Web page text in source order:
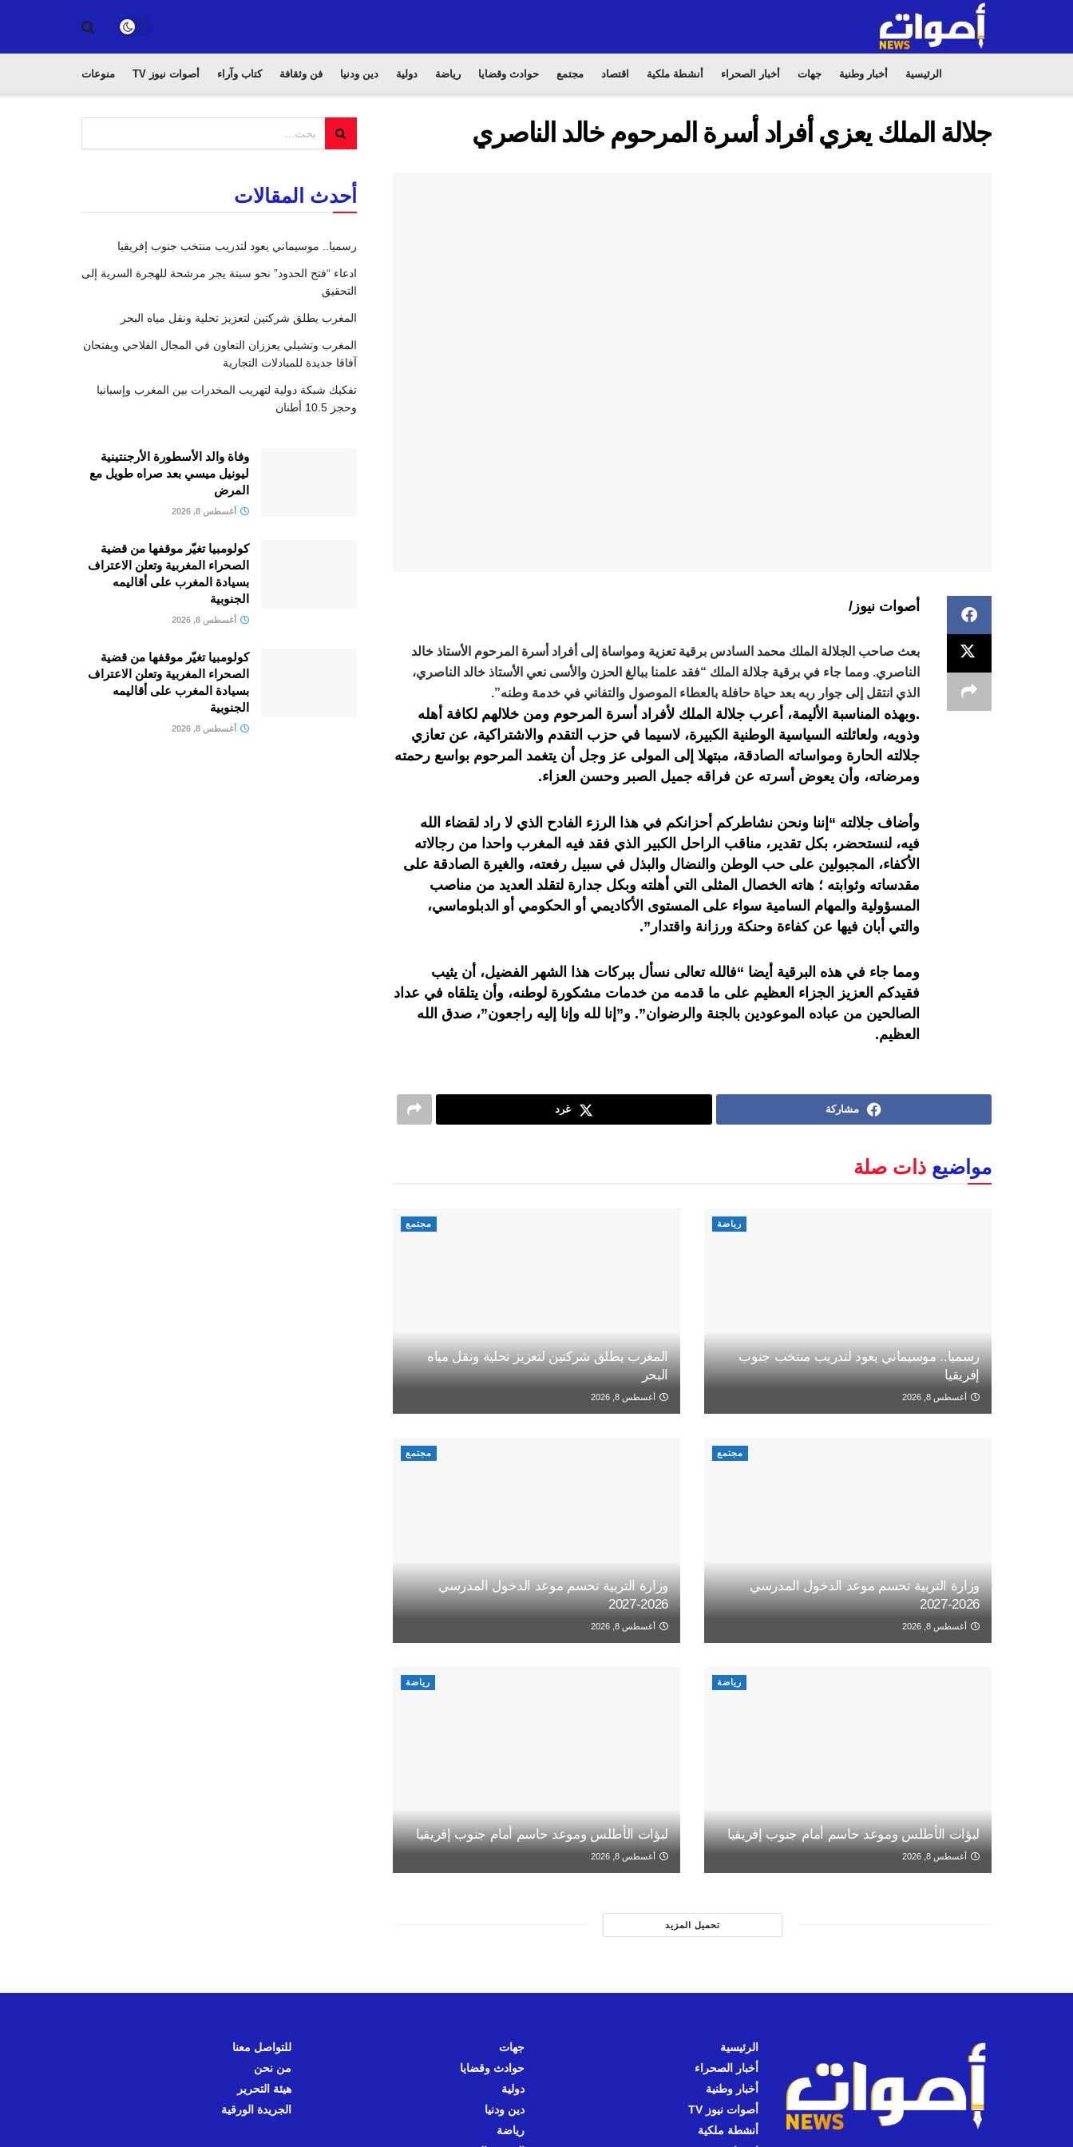
الرئيسية أخبار وطنية جهات أخبار الصحراء أنشطة ملكية اقتصاد مجتمع حوادث وقضايا رياضة دولية دين ودنيا فن وثقافة كتاب وآراء أصوات نيوز TV منوعات
جلالة الملك يعزي أفراد أسرة المرحوم خالد الناصري
أصوات نيوز/
بعث صاحب الجلالة الملك محمد السادس برقية تعزية ومواساة إلى أفراد أسرة المرحوم الأستاذ خالد
الناصري. ومما جاء في برقية جلالة الملك “فقد علمنا ببالغ الحزن والأسى نعي الأستاذ خالد الناصري،
الذي انتقل إلى جوار ربه بعد حياة حافلة بالعطاء الموصول والتفاني في خدمة وطنه”.
.وبهذه المناسبة الأليمة، أعرب جلالة الملك لأفراد أسرة المرحوم ومن خلالهم لكافة أهله
وذويه، ولعائلته السياسية الوطنية الكبيرة، لاسيما في حزب التقدم والاشتراكية، عن تعازي
جلالته الحارة ومواساته الصادقة، مبتهلا إلى المولى عز وجل أن يتغمد المرحوم بواسع رحمته
ومرضاته، وأن يعوض أسرته عن فراقه جميل الصبر وحسن العزاء.
وأضاف جلالته “إننا ونحن نشاطركم أحزانكم في هذا الرزء الفادح الذي لا راد لقضاء الله
فيه، لنستحضر، بكل تقدير، مناقب الراحل الكبير الذي فقد فيه المغرب واحدا من رجالاته
الأكفاء، المجبولين على حب الوطن والنضال والبذل في سبيل رفعته، والغيرة الصادقة على
مقدساته وثوابته ؛ هاته الخصال المثلى التي أهلته وبكل جدارة لتقلد العديد من مناصب
المسؤولية والمهام السامية سواء على المستوى الأكاديمي أو الحكومي أو الدبلوماسي،
والتي أبان فيها عن كفاءة وحنكة ورزانة واقتدار”.
ومما جاء في هذه البرقية أيضا “فالله تعالى نسأل ببركات هذا الشهر الفضيل، أن يثيب
فقيدكم العزيز الجزاء العظيم على ما قدمه من خدمات مشكورة لوطنه، وأن يتلقاه في عداد
الصالحين من عباده الموعودين بالجنة والرضوان”. و”إنا لله وإنا إليه راجعون”، صدق الله
العظيم.
مشاركة غرد
مواضيع ذات صلة
رياضة
رسميا.. موسيماني يعود لتدريب منتخب جنوب
إفريقيا
أغسطس 8, 2026
مجتمع
المغرب يطلق شركتين لتعزيز تحلية ونقل مياه
البحر
أغسطس 8, 2026
مجتمع
وزارة التربية تحسم موعد الدخول المدرسي
2026-2027
أغسطس 8, 2026
مجتمع
وزارة التربية تحسم موعد الدخول المدرسي
2026-2027
أغسطس 8, 2026
رياضة
لبؤات الأطلس وموعد حاسم أمام جنوب إفريقيا
أغسطس 8, 2026
رياضة
لبؤات الأطلس وموعد حاسم أمام جنوب إفريقيا
أغسطس 8, 2026
تحميل المزيد
أحدث المقالات
رسميا.. موسيماني يعود لتدريب منتخب جنوب إفريقيا
ادعاء “فتح الحدود” نحو سبتة يجر مرشحة للهجرة السرية إلى
التحقيق
المغرب يطلق شركتين لتعزيز تحلية ونقل مياه البحر
المغرب وتشيلي يعززان التعاون في المجال الفلاحي ويفتحان
آفاقا جديدة للمبادلات التجارية
تفكيك شبكة دولية لتهريب المخدرات بين المغرب وإسبانيا
وحجز 10.5 أطنان
وفاة والد الأسطورة الأرجنتينية
ليونيل ميسي بعد صراه طويل مع
المرض
أغسطس 8, 2026
كولومبيا تغيّر موقفها من قضية
الصحراء المغربية وتعلن الاعتراف
بسيادة المغرب على أقاليمه
الجنوبية
أغسطس 8, 2026
كولومبيا تغيّر موقفها من قضية
الصحراء المغربية وتعلن الاعتراف
بسيادة المغرب على أقاليمه
الجنوبية
أغسطس 8, 2026
الرئيسية
أخبار الصحراء
أخبار وطنية
أصوات نيوز TV
أنشطة ملكية
جهات
حوادث وقضايا
دولية
دين ودنيا
رياضة
للتواصل معنا
من نحن
هيئة التحرير
الجريدة الورقية